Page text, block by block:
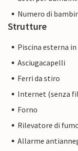
Numero di
Strutture
Piscina esterna
Asciugacapelli
Ferri da stiro
Internet (senza
Forno
Rilevatore di
Allarme